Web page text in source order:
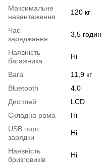
Максимальне
навантаження
120 кг
Час
заряджання
3,5 годин
Наявність
багажника
Ні
Вага
11,9 кг
Bluetooth
4.0
Дисплей
LCD
Складна рама
Ні
USB порт
зарядки
Ні
Наявність
бризговиків
Ні